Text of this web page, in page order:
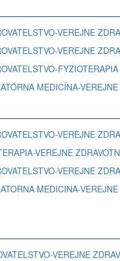
VEREJNE
VEREJNE
FYZIOTERAPIA
MEDICÍNA-
VEREJNE
VEREJNE
VEREJNE
MEDICINA-
VEREJNE